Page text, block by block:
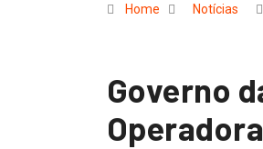
Home Notícias
Governo